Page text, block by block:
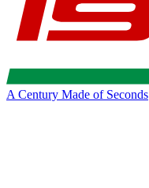
A Century Made of Seconds